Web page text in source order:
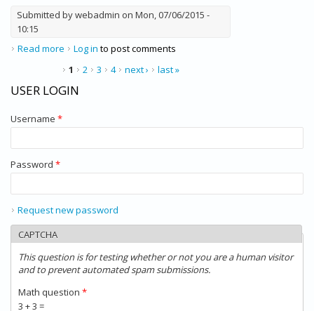
Submitted bywebadmin on Mon, 07/06/2015 -
10:15
Read more about HP LaserJet 1320n
Log in to post comments
1 2 3 4 next › last »
USER LOGIN
Username *
Password *
Request new password
CAPTCHA
This question is for testing whether or not you are a human visitor
and to prevent automated spam submissions.
Math question *
3 + 3 =